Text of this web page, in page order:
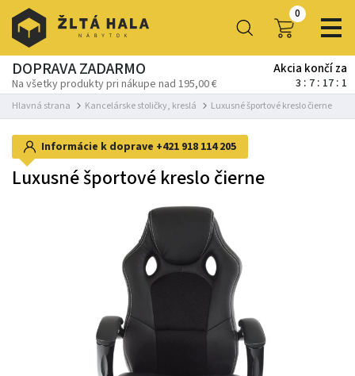
0
DOPRAVA ZADARMO
Na všetky produkty pri nákupe nad 195,00 €
Akcia končí za
3 7 17 0
Hlavná strana Kancelárske stoličky, kreslá Luxusné športové kreslo čierne
Informácie k doprave +421 918 114 205
Luxusné športové kreslo čierne